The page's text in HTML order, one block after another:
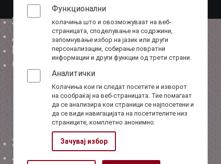
За нас
Директор
Буџет
Соработка
Закони
Јавни набавки
Функционални
колачиња што и овозможуваат на веб-
страницата, споделување на содржини,
запомнување избор на јазик или други
персонализации, собирање повратни
информации и други функции од трети страни.
Аналитички
Колачиња кои ги следат посетите и изворот
на сообраќај на веб-страницата. Тие помагаат
да се анализира кои страници се најпосетени и
да се види навигацијата на посетителите низ
страниците, комплетно анонимно.
Зачувај избор